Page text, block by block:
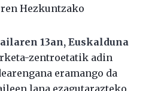
Hezkuntzako
13an, Euskalduna
zentroetatik adin
eramango da